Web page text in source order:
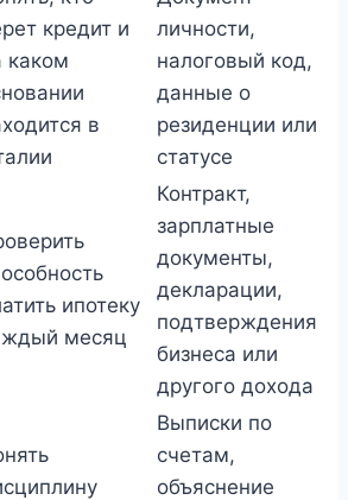
кредит и
каком
в
личности,
налоговый код,
данные о
резиденции или
статусе
ипотеку
месяц
Контракт,
зарплатные
документы,
декларации,
подтверждения
бизнеса или
другого дохода
Выписки по
счетам,
объяснение